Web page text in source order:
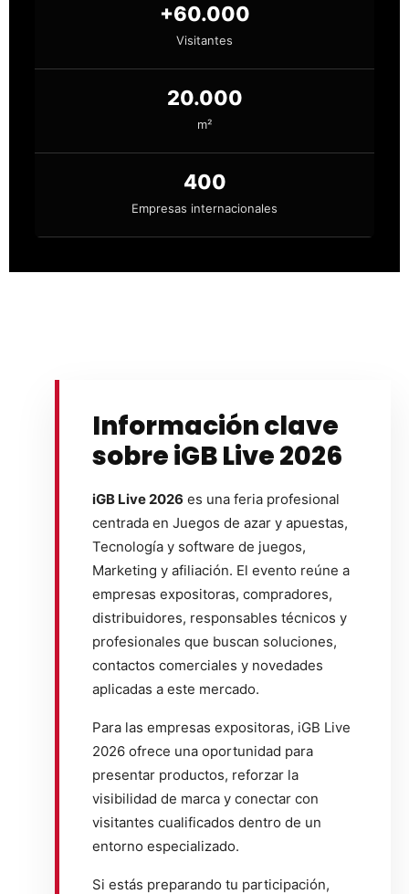
+60.000
Visitantes
20.000
m²
400
Empresas internacionales
Información clave
sobre iGB Live 2026
iGB Live 2026 es una feria profesional
centrada en Juegos de azar y apuestas,
Tecnología y software de juegos,
Marketing y afiliación. El evento reúne a
empresas expositoras, compradores,
distribuidores, responsables técnicos y
profesionales que buscan soluciones,
contactos comerciales y novedades
aplicadas a este mercado.
Para las empresas expositoras, iGB Live
2026 ofrece una oportunidad para
presentar productos, reforzar la
visibilidad de marca y conectar con
visitantes cualificados dentro de un
entorno especializado.
Si estás preparando tu participación,